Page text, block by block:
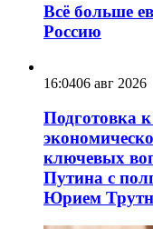
Всё больше
Россию
16:0406 авг 2026
Подготовка
ключевых
Путина с
Юрием